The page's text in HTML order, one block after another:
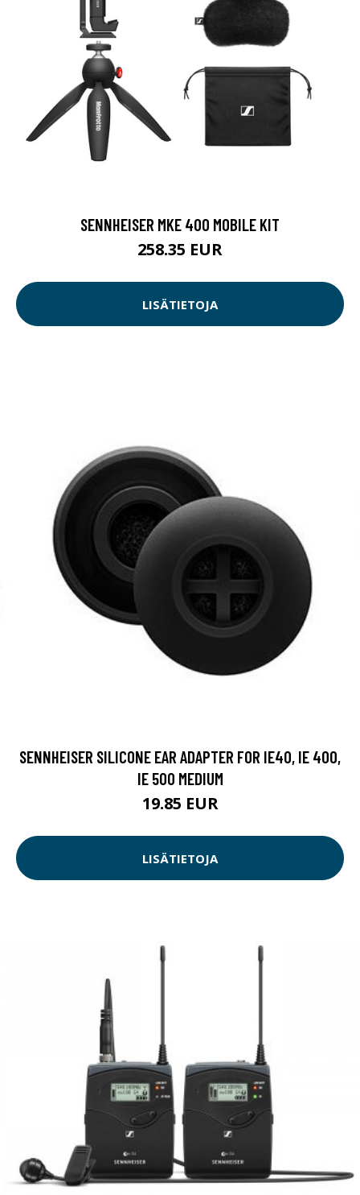
SENNHEISER MKE 400 MOBILE KIT
258.35 EUR
LISÄTIETOJA
SENNHEISER SILICONE EAR ADAPTER FOR IE40, IE 400,
IE 500 MEDIUM
19.85 EUR
LISÄTIETOJA